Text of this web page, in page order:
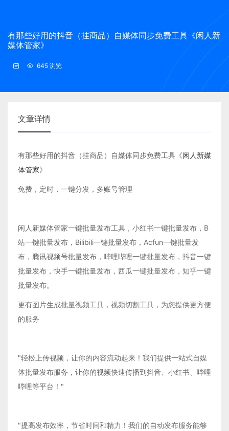
有那些好用的抖音（挂商品）自媒体同步免费工具《闲人新
媒体管家》
645 浏览
文章详情
有那些好用的抖音（挂商品）自媒体同步免费工具《闲人新媒
体管家》
免费，定时，一键分发，多账号管理
闲人新媒体管家一键批量发布工具，小红书一键批量发布，B
站一键批量发布，Bilibili一键批量发布，Acfun一键批量发
布，腾讯视频号批量发布，哔哩哔哩一键批量发布，抖音一键
批量发布，快手一键批量发布，西瓜一键批量发布，知乎一键
批量发布。
更有图片生成批量视频工具，视频切割工具，为您提供更方便
的服务
"轻松上传视频，让你的内容流动起来！我们提供一站式自媒
体批量发布服务，让你的视频快速传播到抖音、小红书、哔哩
哔哩等平台！"
"提高发布效率，节省时间和精力！我们的自动发布服务能够